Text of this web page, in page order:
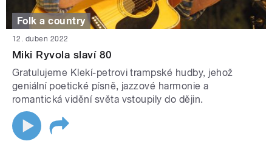
Folk a country
12. duben 2022
Miki Ryvola slaví 80
Gratulujeme Klekí-petrovi trampské hudby, jehož
geniální poetické písně, jazzové harmonie a
romantická vidění světa vstoupily do dějin.